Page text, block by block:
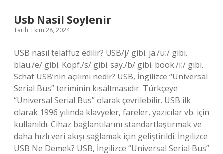
Usb Nasil Soylenir
Tarih: Ekim 28, 2024
USB nasıl telaffuz edilir? USB/j/ gibi. ja./uː/ gibi.
blau./e/ gibi. Kopf./s/ gibi. say./b/ gibi. book./iː/ gibi.
Schaf USB’nin açılımı nedir? USB, İngilizce “Universal
Serial Bus” teriminin kısaltmasıdır. Türkçeye
“Universal Serial Bus” olarak çevrilebilir. USB ilk
olarak 1996 yılında klavyeler, fareler, yazıcılar vb. için
kullanıldı. Cihaz bağlantılarını standartlaştırmak ve
daha hızlı veri akışı sağlamak için geliştirildi. İngilizce
USB Ne Demek? USB, İngilizce “Universal Serial Bus”